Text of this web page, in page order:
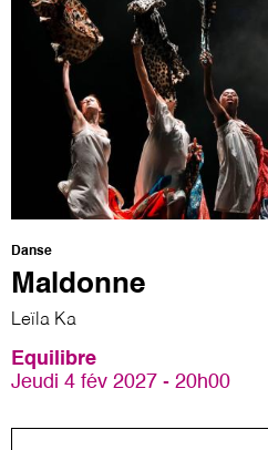
Danse
Maldonne
Leïla Ka
Equilibre
Jeudi 4 fév 2027 - 20h00